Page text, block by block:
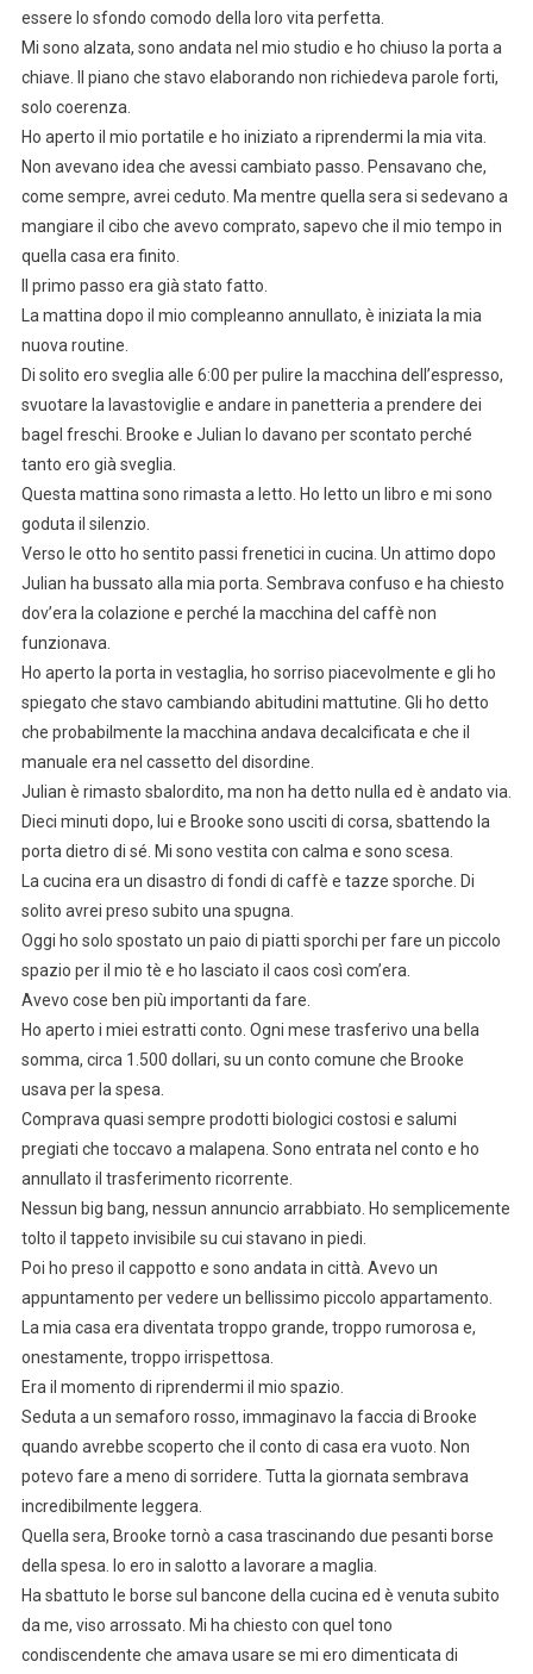
essere lo sfondo comodo della loro vita perfetta.
Mi sono alzata, sono andata nel mio studio e ho chiuso la porta a
chiave. Il piano che stavo elaborando non richiedeva parole forti,
solo coerenza.
Ho aperto il mio portatile e ho iniziato a riprendermi la mia vita.
Non avevano idea che avessi cambiato passo. Pensavano che,
come sempre, avrei ceduto. Ma mentre quella sera si sedevano a
mangiare il cibo che avevo comprato, sapevo che il mio tempo in
quella casa era finito.
Il primo passo era già stato fatto.
La mattina dopo il mio compleanno annullato, è iniziata la mia
nuova routine.
Di solito ero sveglia alle 6:00 per pulire la macchina dell’espresso,
svuotare la lavastoviglie e andare in panetteria a prendere dei
bagel freschi. Brooke e Julian lo davano per scontato perché
tanto ero già sveglia.
Questa mattina sono rimasta a letto. Ho letto un libro e mi sono
goduta il silenzio.
Verso le otto ho sentito passi frenetici in cucina. Un attimo dopo
Julian ha bussato alla mia porta. Sembrava confuso e ha chiesto
dov’era la colazione e perché la macchina del caffè non
funzionava.
Ho aperto la porta in vestaglia, ho sorriso piacevolmente e gli ho
spiegato che stavo cambiando abitudini mattutine. Gli ho detto
che probabilmente la macchina andava decalcificata e che il
manuale era nel cassetto del disordine.
Julian è rimasto sbalordito, ma non ha detto nulla ed è andato via.
Dieci minuti dopo, lui e Brooke sono usciti di corsa, sbattendo la
porta dietro di sé. Mi sono vestita con calma e sono scesa.
La cucina era un disastro di fondi di caffè e tazze sporche. Di
solito avrei preso subito una spugna.
Oggi ho solo spostato un paio di piatti sporchi per fare un piccolo
spazio per il mio tè e ho lasciato il caos così com’era.
Avevo cose ben più importanti da fare.
Ho aperto i miei estratti conto. Ogni mese trasferivo una bella
somma, circa 1.500 dollari, su un conto comune che Brooke
usava per la spesa.
Comprava quasi sempre prodotti biologici costosi e salumi
pregiati che toccavo a malapena. Sono entrata nel conto e ho
annullato il trasferimento ricorrente.
Nessun big bang, nessun annuncio arrabbiato. Ho semplicemente
tolto il tappeto invisibile su cui stavano in piedi.
Poi ho preso il cappotto e sono andata in città. Avevo un
appuntamento per vedere un bellissimo piccolo appartamento.
La mia casa era diventata troppo grande, troppo rumorosa e,
onestamente, troppo irrispettosa.
Era il momento di riprendermi il mio spazio.
Seduta a un semaforo rosso, immaginavo la faccia di Brooke
quando avrebbe scoperto che il conto di casa era vuoto. Non
potevo fare a meno di sorridere. Tutta la giornata sembrava
incredibilmente leggera.
Quella sera, Brooke tornò a casa trascinando due pesanti borse
della spesa. Io ero in salotto a lavorare a maglia.
Ha sbattuto le borse sul bancone della cucina ed è venuta subito
da me, viso arrossato. Mi ha chiesto con quel tono
condiscendente che amava usare se mi ero dimenticata di